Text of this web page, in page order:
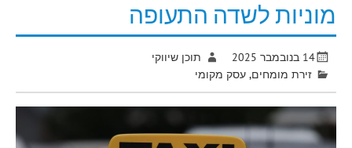
מוניות לשדה התעופה
14 בנובמבר 2025
תוכן שיווקי
זירת מומחים,עסק מקומי